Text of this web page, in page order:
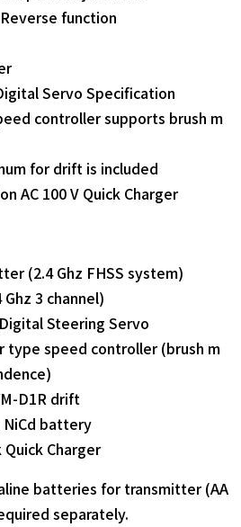
function
Servo Specification
controller supports brush m
for drift is included
AC 100 V Quick Charger
(2.4 Ghz FHSS system)
3 channel)
Steering Servo
type speed controller (brush m
D1R drift
NiCd battery
Quick Charger
batteries for transmitter (AA
separately.